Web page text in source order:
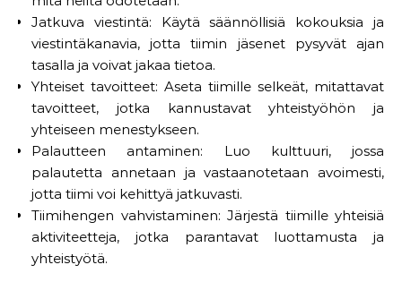
Jatkuva viestintä: Käytä säännöllisiä kokouksia ja
viestintäkanavia, jotta tiimin jäsenet pysyvät ajan
tasalla ja voivat jakaa tietoa.
Yhteiset tavoitteet: Aseta tiimille selkeät, mitattavat
tavoitteet, jotka kannustavat yhteistyöhön ja
yhteiseen menestykseen.
Palautteen antaminen: Luo kulttuuri, jossa
palautetta annetaan ja vastaanotetaan avoimesti,
jotta tiimi voi kehittyä jatkuvasti.
Tiimihengen vahvistaminen: Järjestä tiimille yhteisiä
aktiviteetteja, jotka parantavat luottamusta ja
yhteistyötä.